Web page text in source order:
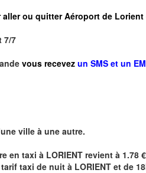
ou quitter Aéroport de Lorient
7/7
vous recevez un SMS et un
ville à une autre.
en taxi à LORIENT revient à 1.78
taxi de nuit à LORIENT et de